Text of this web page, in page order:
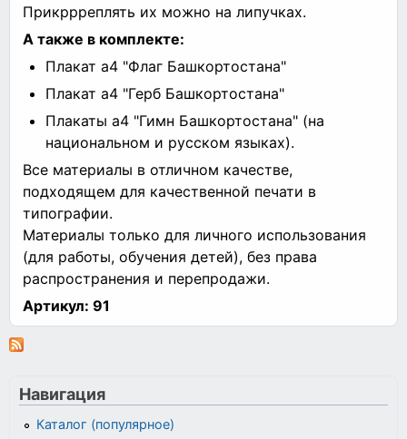
Прикррреплять их можно на липучках.
А также в комплекте:
Плакат а4 "Флаг Башкортостана"
Плакат а4 "Герб Башкортостана"
Плакаты а4 "Гимн Башкортостана" (на
национальном и русском языках).
Все материалы в отличном качестве,
подходящем для качественной печати в
типографии.
Материалы только для личного использования
(для работы, обучения детей), без права
распространения и перепродажи.
Артикул: 91
Навигация
Каталог (популярное)